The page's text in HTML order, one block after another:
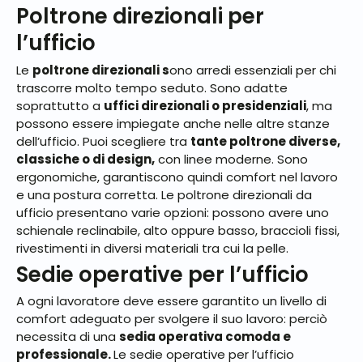
Poltrone direzionali per
l’ufficio
Le poltrone direzionali sono arredi essenziali per chi
trascorre molto tempo seduto. Sono adatte
soprattutto a uffici direzionali o presidenziali, ma
possono essere impiegate anche nelle altre stanze
dell’ufficio. Puoi scegliere tra tante poltrone diverse,
classiche o di design,con linee moderne. Sono
ergonomiche, garantiscono quindi comfort nel lavoro
e una postura corretta. Le poltrone direzionali da
ufficio presentano varie opzioni: possono avere uno
schienale reclinabile, alto oppure basso, braccioli fissi,
rivestimenti in diversi materiali tra cui la pelle.
Sedie operative per l’ufficio
A ogni lavoratore deve essere garantito un livello di
comfort adeguato per svolgere il suo lavoro: perciò
necessita di una sedia operativa comoda e
professionale.Le sedie operative per l’ufficio